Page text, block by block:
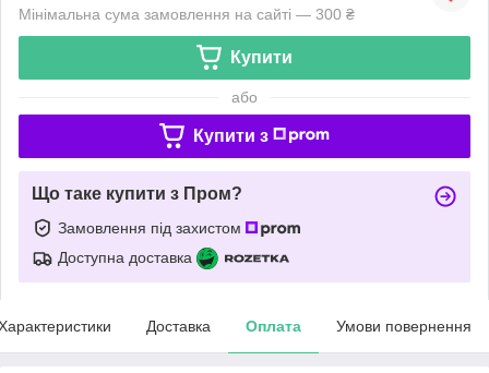
Мінімальна сума замовлення на сайті — 300 ₴
Купити
або
Купити з
Що таке купити з Пром?
Замовлення під захистом
Доступна доставка
Доставка Оплата Умови повернення